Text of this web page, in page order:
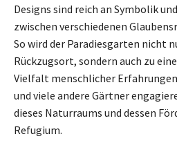
Designs sind reich an Symbolik
zwischen verschiedenen
So wird der Paradiesgarten nicht
Rückzugsort, sondern auch zu
Vielfalt menschlicher
und viele andere Gärtner
dieses Naturraums und dessen
Refugium.